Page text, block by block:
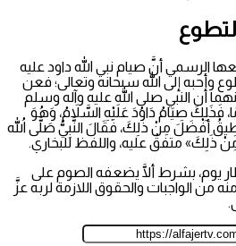
الرسمي أنَّ صيام نبي الله داود عليه
وأحبه إلى الله سبحانه وتعالى؛ فعن
أن النبي صلى الله عليه وآله وسلم
فَذَلِكَ صِيَامُ دَاوُدَ عَلَيْهِ السَّلاَمُ، وَهُوَ
أَفْضَلَ مِنْ ذَلِكَ، فَقَالَ النَّبِيُّ صَلَّى اللهُ
ذَلِكَ» متفقٌ عليه، واللفظ للبخاري.
يوم، بشرط ألَّا يضعفه الصوم على
من الواجبات والحقوق اللازمة لربه عزَّ